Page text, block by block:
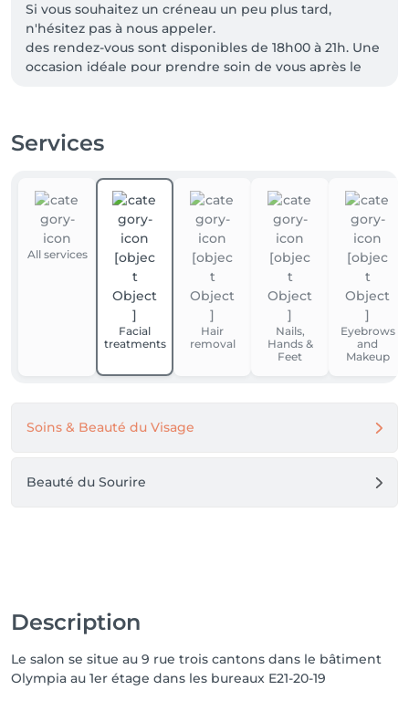
Si vous souhaitez un créneau un peu plus tard,
n'hésitez pas à nous appeler.
des rendez-vous sont disponibles de 18h00 à 21h. Une
occasion idéale pour prendre soin de vous après le
Services
All services
Facial
treatments
Hair
removal
Nails,
Hands &
Feet
Eyebrows
and
Makeup
Soins & Beauté du Visage
Beauté du Sourire
Description
Le salon se situe au 9 rue trois cantons dans le bâtiment
Olympia au 1er étage dans les bureaux E21-20-19